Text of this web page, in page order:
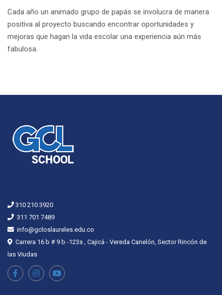
Cada año un animado grupo de papás se involucra de manera
positiva al proyecto buscando encontrar oportunidades y
mejoras que hagan la vida escolar una experiencia aún más
fabulosa.
310 210 3920
311 701 7489
info@gcloslaureles.edu.co
Carrera 16 b # 9 b -123s , Cajicá - Vereda Canelón, Sector Rincón de
las Viudas